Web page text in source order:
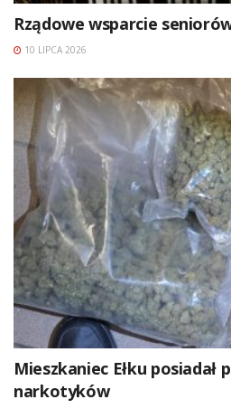
Rządowe wsparcie
10 LIPCA 2026
Mieszkaniec Ełku posiadał
narkotyków